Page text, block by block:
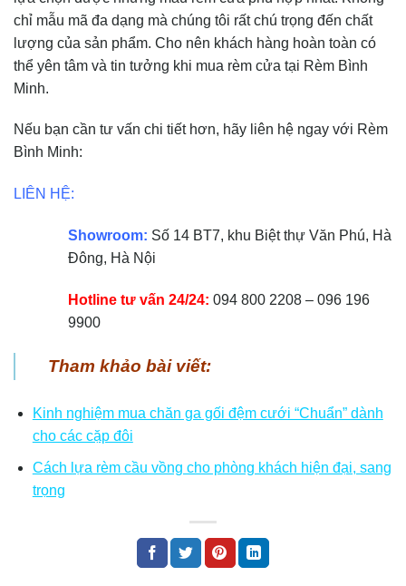
chỉ mẫu mã đa dạng mà chúng tôi rất chú trọng đến chất
lượng của sản phẩm. Cho nên khách hàng hoàn toàn có
thể yên tâm và tin tưởng khi mua rèm cửa tại Rèm Bình
Minh.
Nếu bạn cần tư vấn chi tiết hơn, hãy liên hệ ngay với Rèm
Bình Minh:
LIÊN HỆ:
Showroom: Số 14 BT7, khu Biệt thự Văn Phú, Hà
Đông, Hà Nội
Hotline tư vấn 24/24: 094 800 2208 – 096 196
9900
Tham khảo bài viết:
Kinh nghiệm mua chăn ga gối đệm cưới “Chuẩn” dành
cho các cặp đôi
Cách lựa rèm cầu vồng cho phòng khách hiện đại, sang
trọng